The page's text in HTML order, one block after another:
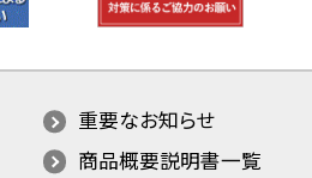
重要なお知らせ
商品概要説明書一覧